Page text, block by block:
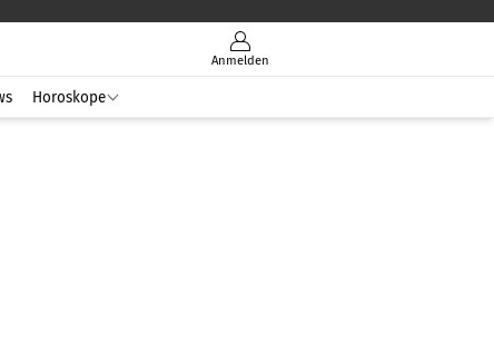
Anmelden
Horoskope